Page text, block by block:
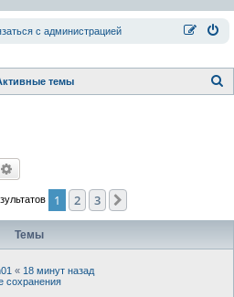
с администрацией
темы
1 2 3
Темы
« 18 минут назад
сохранения